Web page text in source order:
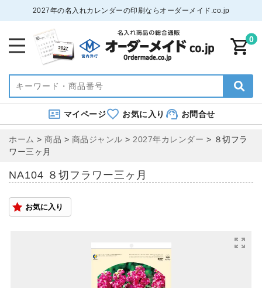
2027年の名入れカレンダーの印刷ならオーダーメイド.co.jp
0
マイページ お気に入り お問合せ
ホーム > 商品 > 商品ジャンル > 2027年カレンダー > ８切フラ
ワー三ヶ月
NA104 ８切フラワー三ヶ月
お気に入り